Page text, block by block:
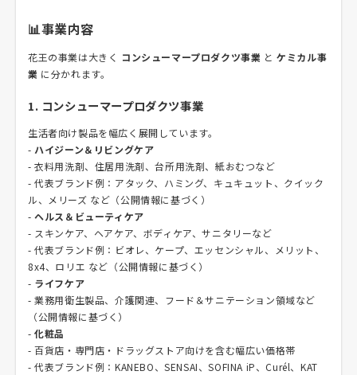
📊事業内容
花王の事業は大きく コンシューマープロダクツ事業 とケミカル事
業 に分かれます。
1. コンシューマープロダクツ事業
生活者向け製品を幅広く展開しています。
-ハイジーン＆リビングケア
- 衣料用洗剤、住居用洗剤、台所用洗剤、紙おむつなど
- 代表ブランド例：アタック、ハミング、キュキュット、クイック
ル、メリーズ など（公開情報に基づく）
-ヘルス＆ビューティケア
- スキンケア、ヘアケア、ボディケア、サニタリーなど
- 代表ブランド例：ビオレ、ケープ、エッセンシャル、メリット、
8x4、ロリエ など（公開情報に基づく）
- ライフケア
- 業務用衛生製品、介護関連、フード＆サニテーション領域など
（公開情報に基づく）
-化粧品
- 百貨店・専門店・ドラッグストア向けを含む幅広い価格帯
- 代表ブランド例：KANEBO、SENSAI、SOFINA iP、Curél、KAT